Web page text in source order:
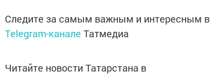
Следите за самым важным и интересным в
Telegram-канале Татмедиа
Читайте новости Татарстана в